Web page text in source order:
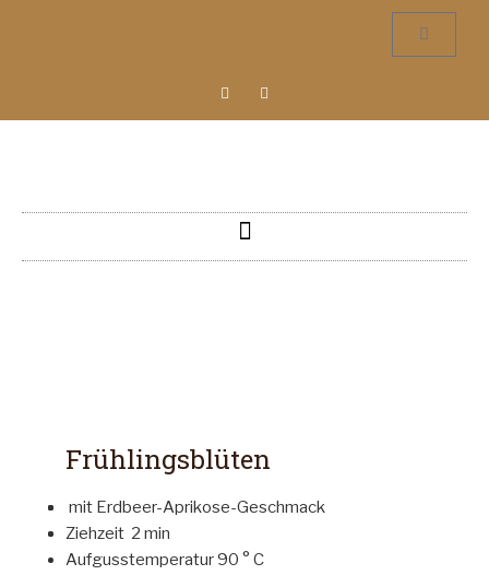
Frühlingsblüten
mit Erdbeer-Aprikose-Geschmack
Ziehzeit 2 min
Aufgusstemperatur 90 ° C